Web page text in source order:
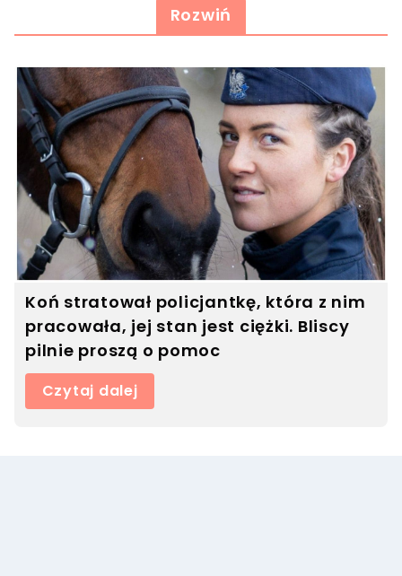
Rozwiń
Koń stratował policjantkę, która z nim
pracowała, jej stan jest ciężki. Bliscy
pilnie proszą o pomoc
Czytaj dalej